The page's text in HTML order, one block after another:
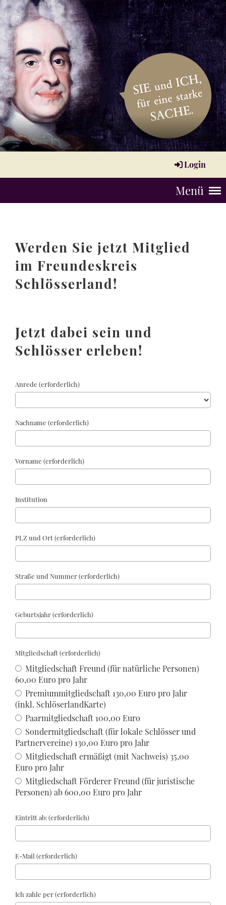
Login
Menü
Werden Sie jetzt Mitglied
im Freundeskreis
Schlösserland!
Jetzt dabei sein und
Schlösser erleben!
Anrede (erforderlich)
Nachname (erforderlich)
Vorname (erforderlich)
Institution
PLZ und Ort (erforderlich)
Straße und Nummer (erforderlich)
Geburtsjahr (erforderlich)
Mitgliedschaft (erforderlich)
Mitgliedschaft Freund (für natürliche Personen)
60,00 Euro pro Jahr
Premiummitgliedschaft 130,00 Euro pro Jahr
(inkl. SchlöserlandKarte)
Paarmitgliedschaft 100,00 Euro
Sondermitgliedschaft (für lokale Schlösser und
Partnervereine) 130,00 Euro pro Jahr
Mitgliedschaft ermäßigt (mit Nachweis) 35,00
Euro pro Jahr
Mitgliedschaft Förderer Freund (für juristische
Personen) ab 600,00 Euro pro Jahr
Eintritt ab: (erforderlich)
E-Mail (erforderlich)
Ich zahle per (erforderlich)